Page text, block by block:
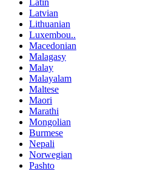
Latin
Latvian
Lithuanian
Luxembou..
Macedonian
Malagasy
Malay
Malayalam
Maltese
Maori
Marathi
Mongolian
Burmese
Nepali
Norwegian
Pashto